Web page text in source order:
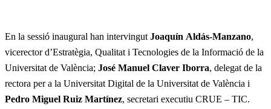
En la sessió inaugural han intervingutJoaquín Aldás-Manzano,
vicerector d’Estratègia, Qualitat i Tecnologies de la Informació de la
Universitat de València; José Manuel Claver Iborra, delegat de la
rectora per a la Universitat Digital de la Universitat de València i
Pedro Miguel Ruiz Martínez, secretari executiu CRUE – TIC.